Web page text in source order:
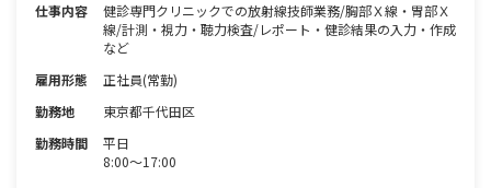
仕事内容
健診専門クリニックでの放射線技師業務/胸部Ｘ線・胃部Ｘ
線/計測・視力・聴力検査/レポート・健診結果の入力・作成
など
雇用形態
正社員(常勤)
勤務地
東京都千代田区
勤務時間
平日
8:00～17:00